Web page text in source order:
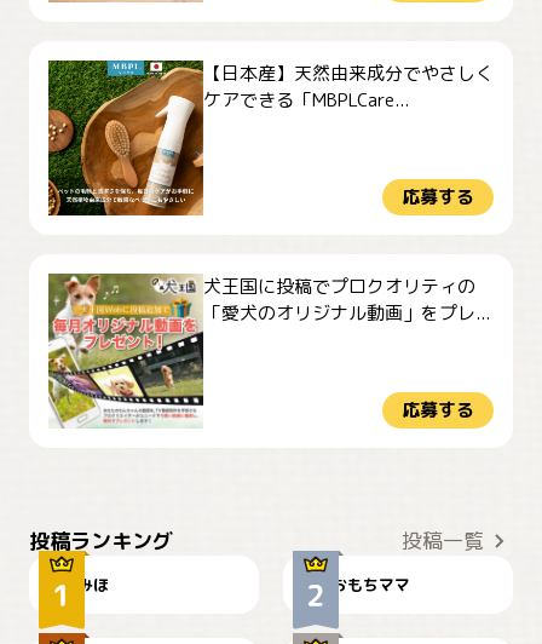
【日本産】天然由来成分でやさしく
ケアできる「MBPLCare...
応募する
犬王国に投稿でプロクオリティの
「愛犬のオリジナル動画」をプレ...
応募する
投稿ランキング 投稿一覧
みほ おもちママ
可愛い？ 見てるぞぉ